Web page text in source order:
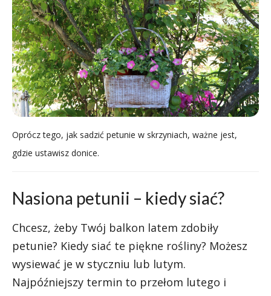
Oprócz tego, jak sadzić petunie w skrzyniach, ważne jest,
gdzie ustawisz donice.
Nasiona petunii – kiedy siać?
Chcesz, żeby Twój balkon latem zdobiły
petunie? Kiedy siać te piękne rośliny? Możesz
wysiewać je w styczniu lub lutym.
Najpóźniejszy termin to przełom lutego i